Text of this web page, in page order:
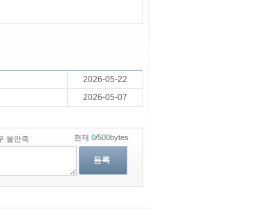
2026-05-22
2026-05-07
불만족
등록
현재 0/500bytes